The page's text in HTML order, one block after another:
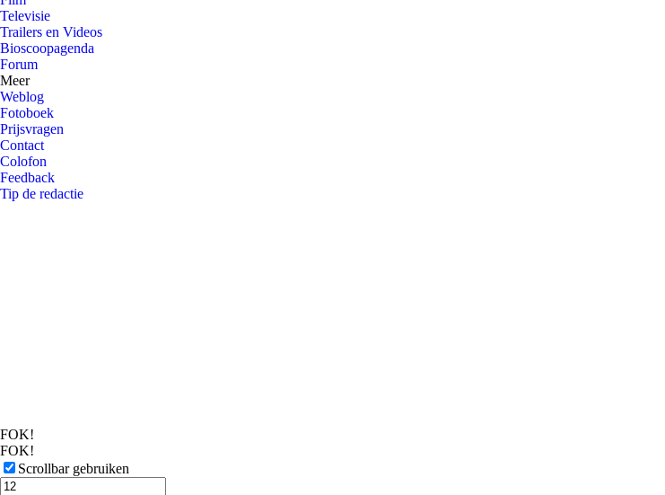
Televisie
Trailers en Videos
Bioscoopagenda
Forum
Meer
Weblog
Fotoboek
Prijsvragen
Contact
Colofon
Feedback
Tip de redactie
FOK!
FOK!
Scrollbar gebruiken